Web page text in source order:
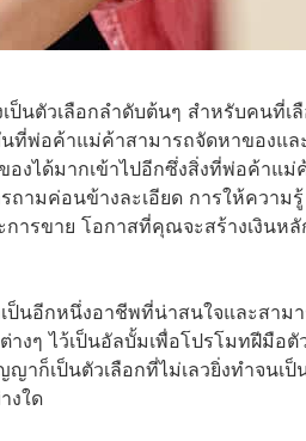
นตัวเลือกลำดับต้นๆ สำหรับคนที่เ
นที่พ่อค้าแม่ค้าสามารถจัดหาของแ
องได้มากเข้าไปอีกซึ่งสิ่งที่พ่อค้าแ
ถามค่อนข้างละเอียด การให้ควา
รขาย โอกาสที่คุณจะสร้างเงินห
นอีกหนึ่งอาชีพที่น่าสนใจและสาม
ๆ ไว้เป็นอัลบั้มเพื่อโปรโมทฝีมือตั
าก็เป็นตัวเลือกที่ไม่เลวยิ่งทำจนเ
งใด